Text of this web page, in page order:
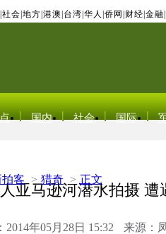
社会 地方 港澳 台湾 华人 侨网 财经 金融
国内 社会 国际
客 > 猎奇 > 正文
亚马逊河潜水拍摄 遭
2014年05月28日 15:32 来源：